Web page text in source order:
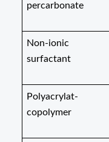
percarbonate
Non-ionic
surfactant
Polyacrylat-
copolymer